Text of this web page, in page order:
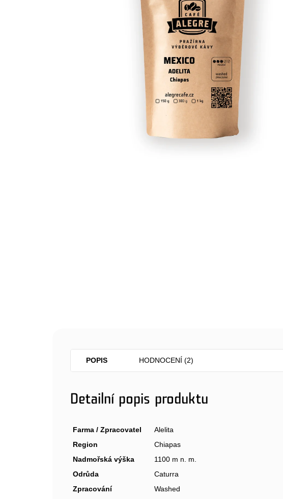
POPIS HODNOCENÍ (2)
Detailní popis produktu
Farma / Zpracovatel
Alelita
Region
Chiapas
Nadmořská výška
1100 m n. m.
Odrůda
Caturra
Zpracování
Washed